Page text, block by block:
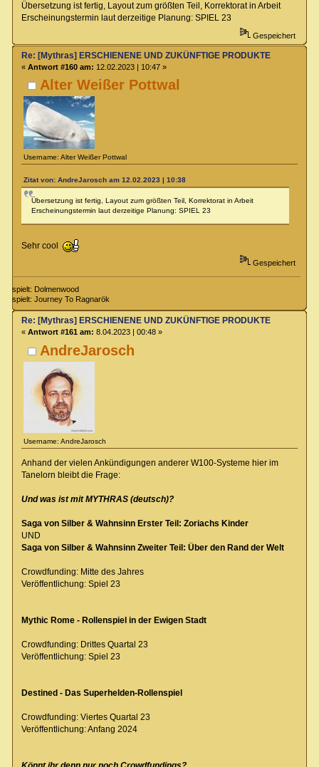
Übersetzung ist fertig, Layout zum größten Teil, Korrektorat in Arbeit
Erscheinungstermin laut derzeitige Planung: SPIEL 23
Gespeichert
Alter Weißer Pottwal
Username: Alter Weißer Pottwal
Re: [Mythras] ERSCHIENENE UND ZUKÜNFTIGE PRODUKTE
« Antwort #160 am: 12.02.2023 | 10:47 »
Zitat von: AndreJarosch am 12.02.2023 | 10:38
Übersetzung ist fertig, Layout zum größten Teil, Korrektorat in Arbeit
Erscheinungstermin laut derzeitige Planung: SPIEL 23
Sehr cool
Gespeichert
spielt: Dolmenwood
spielt: Journey To Ragnarök
AndreJarosch
Username: AndreJarosch
Re: [Mythras] ERSCHIENENE UND ZUKÜNFTIGE PRODUKTE
« Antwort #161 am: 8.04.2023 | 00:48 »
Anhand der vielen Ankündigungen anderer W100-Systeme hier im
Tanelorn bleibt die Frage:
Und was ist mit MYTHRAS (deutsch)?
Saga von Silber & Wahnsinn Erster Teil: Zoriachs Kinder
UND
Saga von Silber & Wahnsinn Zweiter Teil: Über den Rand der Welt
Crowdfunding: Mitte des Jahres
Veröffentlichung: Spiel 23
Mythic Rome - Rollenspiel in der Ewigen Stadt
Crowdfunding: Drittes Quartal 23
Veröffentlichung: Spiel 23
Destined - Das Superhelden-Rollenspiel
Crowdfunding: Viertes Quartal 23
Veröffentlichung: Anfang 2024